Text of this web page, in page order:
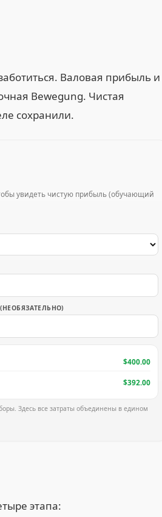
Валовая прибыль и
Bewegung. Чистая
сохранили.
увидеть чистую прибыль (обучающий
$400.00
$392.00
Здесь все затраты объединены в едином
этапа: